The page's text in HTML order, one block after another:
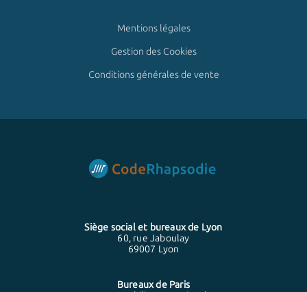
Mentions légales
Gestion des Cookies
Conditions générales de vente
Siège social et bureaux de Lyon
60, rue Jaboulay
69007 Lyon
Bureaux de Paris